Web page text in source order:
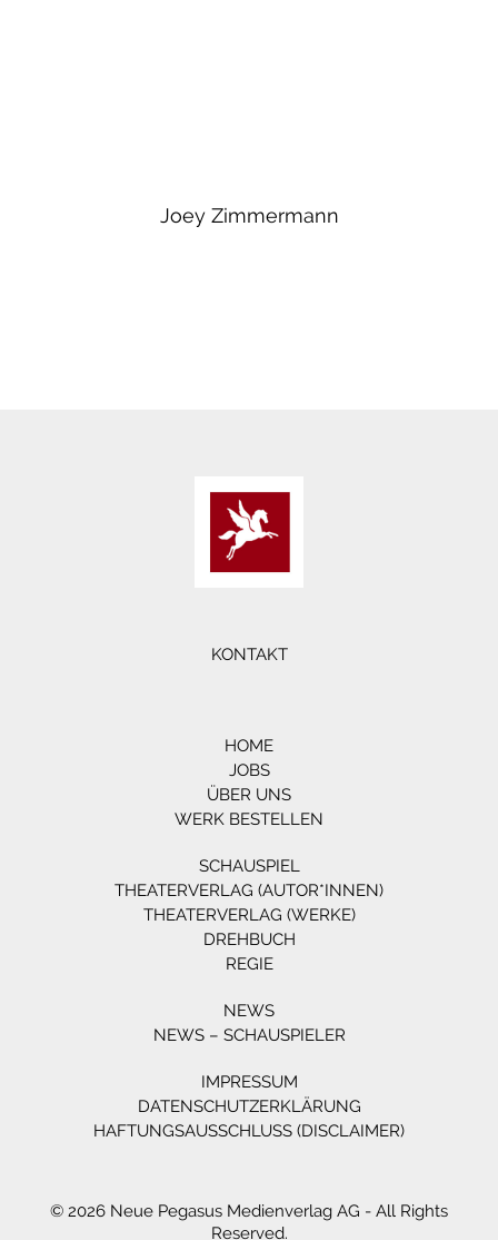
Joey Zimmermann
KONTAKT
HOME
JOBS
ÜBER UNS
WERK BESTELLEN
SCHAUSPIEL
THEATERVERLAG (AUTOR*INNEN)
THEATERVERLAG (WERKE)
DREHBUCH
REGIE
NEWS
NEWS – SCHAUSPIELER
IMPRESSUM
DATENSCHUTZERKLÄRUNG
HAFTUNGSAUSSCHLUSS (DISCLAIMER)
© 2026 Neue Pegasus Medienverlag AG - All Rights
Reserved.